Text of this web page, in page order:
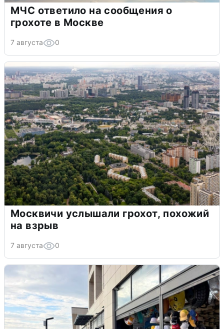
МЧС ответило на сообщения о
грохоте в Москве
7 августа 0
Москвичи услышали грохот, похожий
на взрыв
7 августа 0